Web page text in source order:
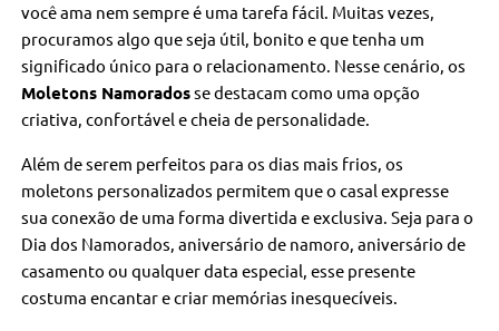
você ama nem sempre é uma tarefa fácil. Muitas vezes,
procuramos algo que seja útil, bonito e que tenha um
significado único para o relacionamento. Nesse cenário, os
Moletons Namoradosse destacam como uma opção
criativa, confortável e cheia de personalidade.
Além de serem perfeitos para os dias mais frios, os
moletons personalizados permitem que o casal expresse
sua conexão de uma forma divertida e exclusiva. Seja para o
Dia dos Namorados, aniversário de namoro, aniversário de
casamento ou qualquer data especial, esse presente
costuma encantar e criar memórias inesquecíveis.